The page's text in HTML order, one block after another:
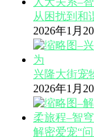
从困扰到和
2026年1月
兴隆大街宠
2026年1月
解密爱宠“